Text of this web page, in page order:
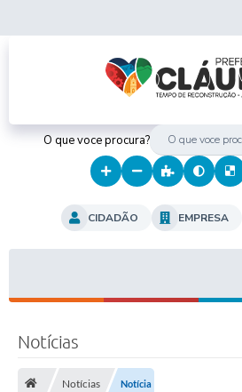
O que voce procura?
CIDADÃO EMPRESA
Notícias
Notícias Notícia